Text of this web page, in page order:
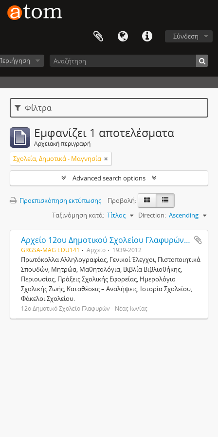
Σύνδεση
Φίλτρα
Εμφανίζει 1 αποτελέσματα
Αρχειακή περιγραφή
Σχολεία, Δημοτικά - Μαγνησία
Advanced search options
Προεπισκόπηση εκτύπωσης
Προβολή:
Ταξινόμηση κατά: Τίτλος Direction: Ascending
Αρχείο 12ου Δημοτικού Σχολείου Γλαφυρών - Νέας Ιωνίας
GRGSA-MAG EDU141 Αρχείο 1939-2012
Πρωτόκολλα Αλληλογραφίας, Γενικοί Έλεγχοι, Πιστοποιητικά
Σπουδών, Μητρώα, Μαθητολόγια, Βιβλία Βιβλιοθήκης,
Περιουσίας, Πράξεις Σχολικής Εφορείας, Ημερολόγιο
Σχολικής Ζωής, Καταθέσεις – Αναλήψεις, Ιστορία Σχολείου,
Φάκελοι Σχολείου.
12ο Δημοτικό Σχολείο Γλαφυρών - Νέας Ιωνίας